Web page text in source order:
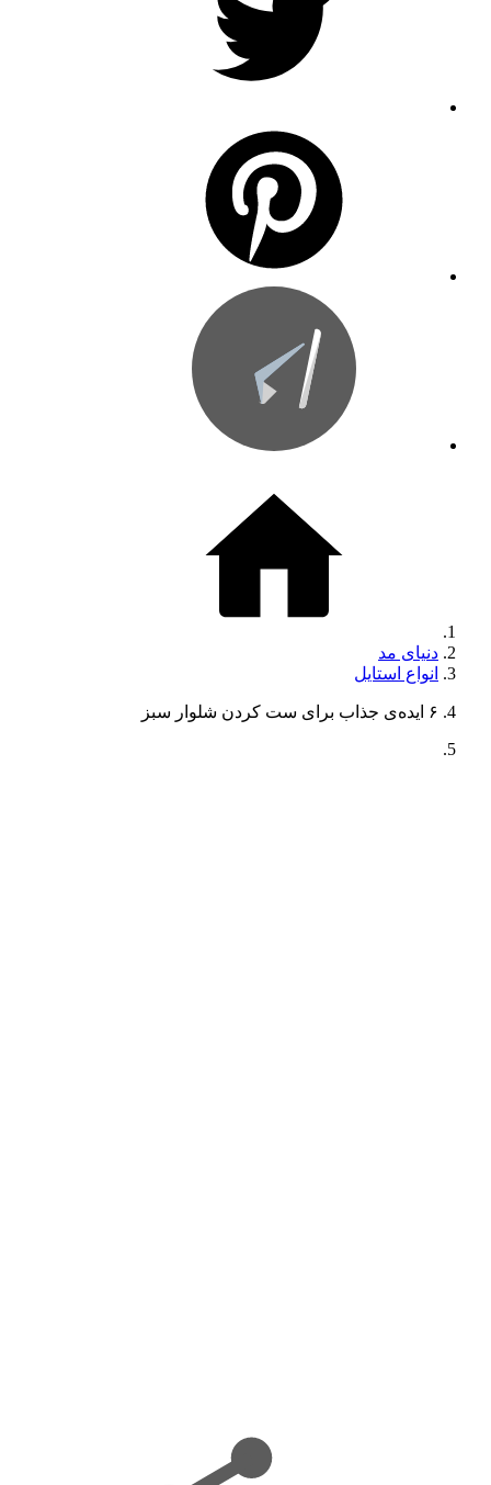
دنیای مد
انواع استایل
۶ ایده‌ی جذاب برای ست کردن شلوار سبز